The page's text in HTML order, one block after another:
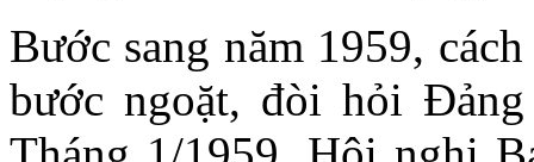
Bước sang năm 1959,
bước ngoặt, đòi hỏi